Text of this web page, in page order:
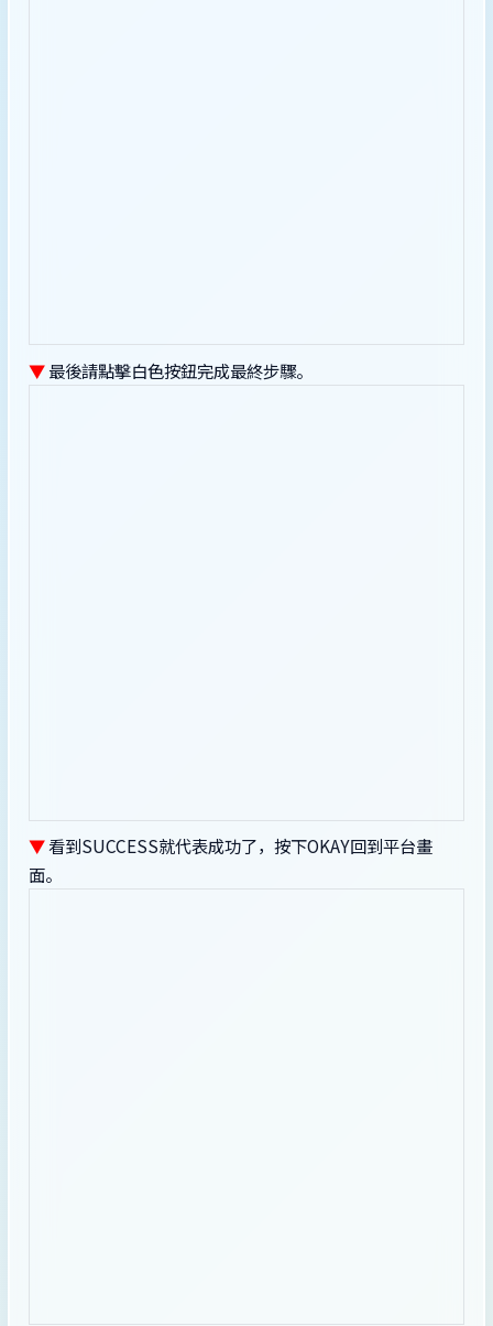
▼最後請點擊白色按鈕完成最終步驟。
▼看到SUCCESS就代表成功了，按下OKAY回到平台畫
面。